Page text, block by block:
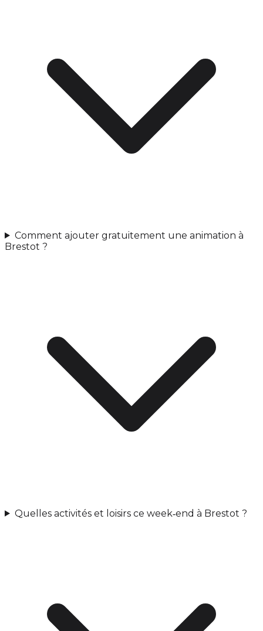
Comment ajouter gratuitement une animation à
Brestot ?
Quelles activités et loisirs ce week‑end à Brestot ?